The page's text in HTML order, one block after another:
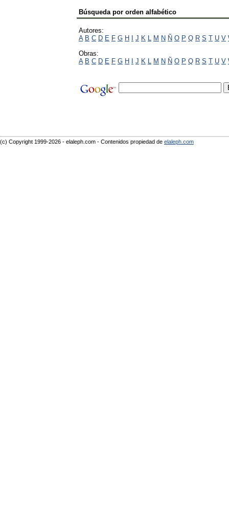
Búsqueda por orden alfabético
Autores:
A B C D E F G H I J K L M N Ñ O P Q R S T U V
Obras:
A B C D E F G H I J K L M N Ñ O P Q R S T U V
(c) Copyright 1999-2026 - elaleph.com - Contenidos propiedad de elaleph.com